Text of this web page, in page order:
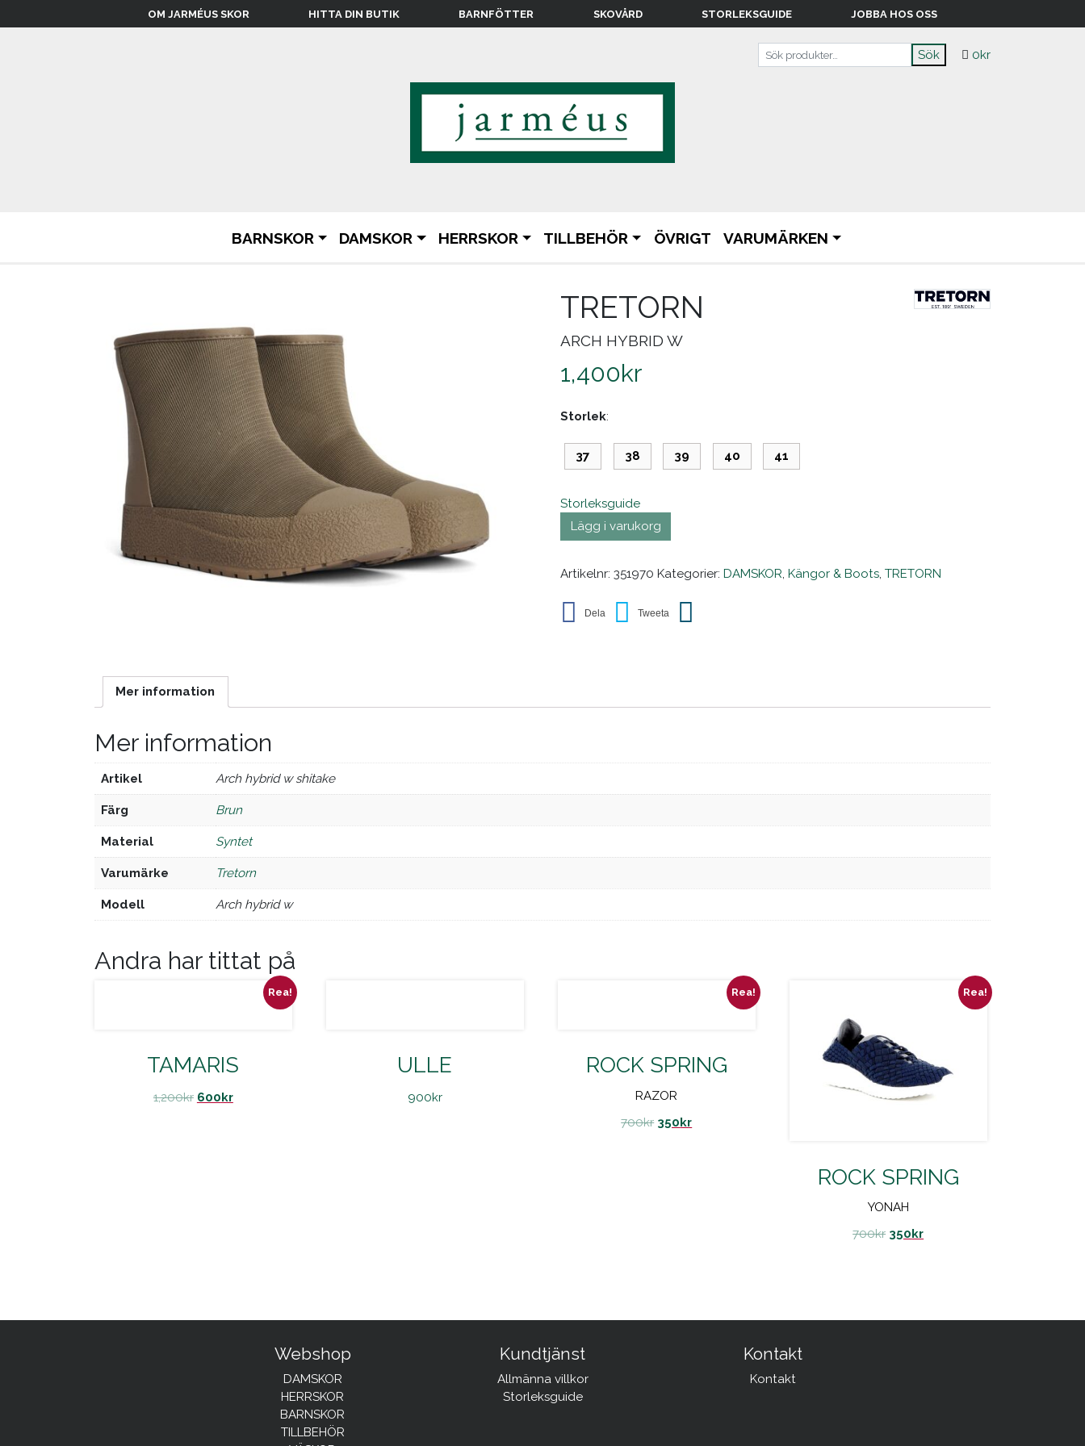
OM JARMÉUS SKOR HITTA DIN BUTIK BARNFÖTTER SKOVÅRD STORLEKSGUIDE JOBBA HOS OSS
Sök efter: Sök 0kr
BARNSKOR DAMSKOR HERRSKOR TILLBEHÖR ÖVRIGT VARUMÄRKEN
TRETORN
ARCH HYBRID W
1,400kr
Storlek
37 38 39 40 41
Storleksguide
Lägg i varukorg
Artikelnr:351970 Kategorier: DAMSKOR, Kängor & Boots,TRETORN
Mer information
Mer information
Artikel arch hybrid w shitake
Färg brun
Material syntet
Varumärke tretorn
Modell arch hybrid w
Andra har tittat på
Rea!
TAMARIS
1,200kr 600kr
ULLE
900kr
Rea!
ROCK SPRING
RAZOR
700kr 350kr
Rea!
ROCK SPRING
YONAH
700kr 350kr
Webshop
DAMSKOR
HERRSKOR
BARNSKOR
TILLBEHÖR
Kundtjänst
Allmänna villkor
Storleksguide
Kontakt
Kontakt